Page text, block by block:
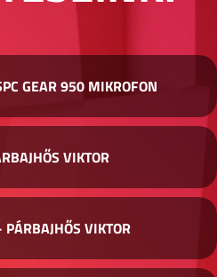
GEAR 950 MIKROFON
VIKTOR
VIKTOR